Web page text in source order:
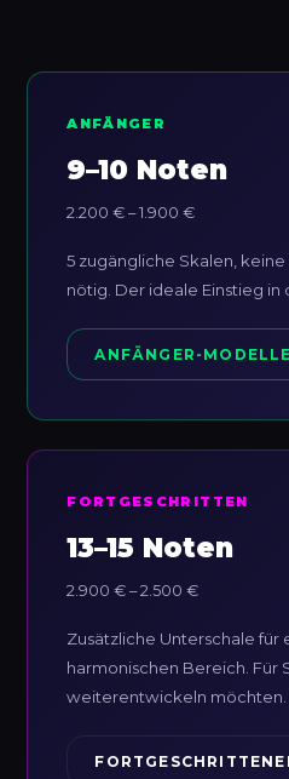
ANFÄNGER
9–10 Noten
2.200 € – 1.900 €
5 zugängliche Skalen,
nötig. Der ideale Einstieg in
ANFÄNGER-
FORTGESCHRITTEN
13–15 Noten
2.900 € – 2.500 €
Zusätzliche Unterschale
harmonischen Bereich. Für
weiterentwickeln möchten.